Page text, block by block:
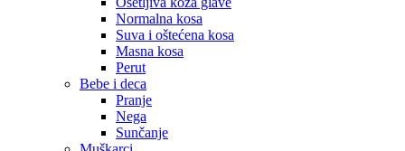
Normalna kosa
Suva i oštećena kosa
Masna kosa
Perut
Bebe i deca
Pranje
Nega
Sunčanje